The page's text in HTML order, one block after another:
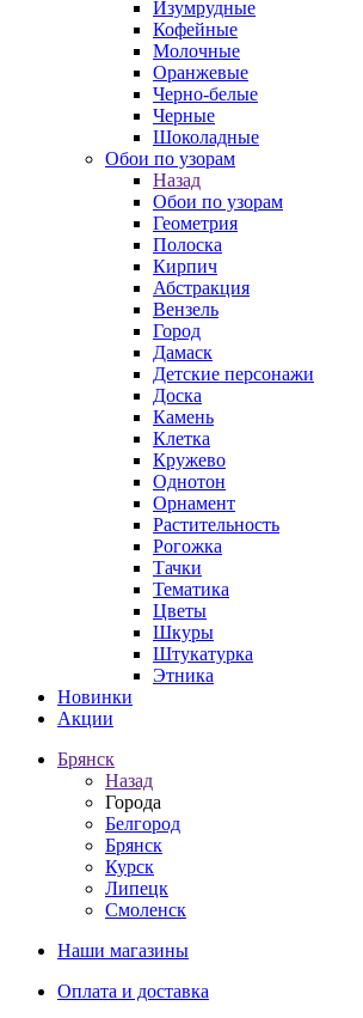
Изумрудные
Кофейные
Молочные
Оранжевые
Черно-белые
Черные
Шоколадные
Обои по узорам
Назад
Обои по узорам
Геометрия
Полоска
Кирпич
Абстракция
Вензель
Город
Дамаск
Детские персонажи
Доска
Камень
Клетка
Кружево
Однотон
Орнамент
Растительность
Рогожка
Тачки
Тематика
Цветы
Шкуры
Штукатурка
Этника
Новинки
Акции
Брянск
Назад
Города
Белгород
Брянск
Курск
Липецк
Смоленск
Наши магазины
Оплата и доставка